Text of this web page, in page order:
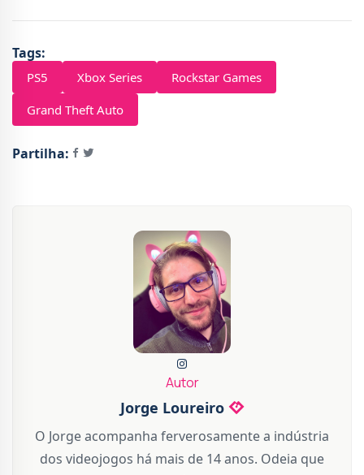
Tags:
PS5 Xbox Series
Rockstar Games
Grand Theft Auto
Partilha:
Autor
Jorge Loureiro
O Jorge acompanha ferverosamente a indústria
dos videojogos há mais de 14 anos. Odeia que